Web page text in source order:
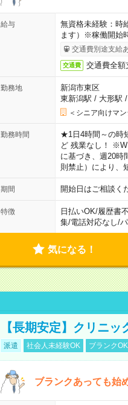
給与
無資格未経験：
ます）※稼働開始
交通費別途支給
交通費 交通費全
勤務地
新潟市東区
東新潟駅 / 大形駅 /
＜シニア向けマン
勤務時間
★1日4時間～の時
ど 残業なし！
に基づき、週20時
則禁止）により、
期間 開始日はご相談
特徴 日払いOK/履歴書
集/電話対応なし/
気になる！
【長期安定】クリニ
派遣 社会人未経験OK ブランクOK
ブランクあっても始